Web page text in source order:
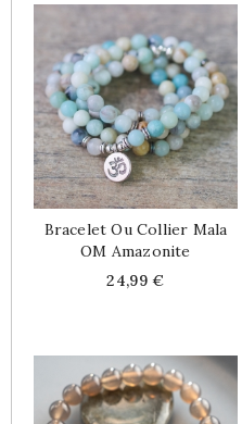
Bracelet Ou Collier Mala
OM Amazonite
Price
24,99 €